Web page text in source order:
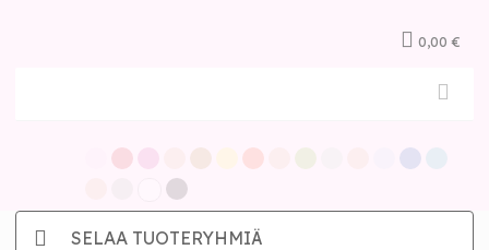
0,00 €
SELAA TUOTERYHMIÄ